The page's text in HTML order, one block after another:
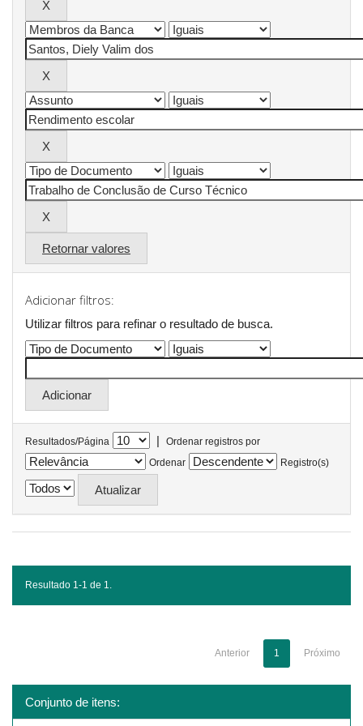
Retornar valores
Adicionar filtros:
Utilizar filtros para refinar o resultado de busca.
Resultados/Página |
Ordenar registros por
Ordenar
Registro(s)
Resultado 1-1 de 1.
Anterior 1 Próximo
Conjunto de itens: